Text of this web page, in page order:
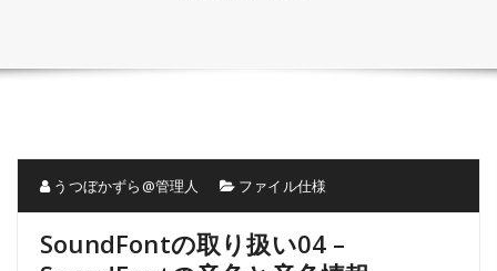
うつぼかずら@管理人 ファイル仕様
SoundFontの取り扱い04 –